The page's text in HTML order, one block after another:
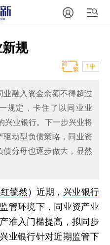
规
T中
业融入资金余额不得超过
规定，卡住了以同业业
业银行。下一步兴业将
动型负债策略，同业资
分母也逐步做大，显然
毓然）近期， 兴业银行
管环境下，同业资产业
准入门槛提高，拟同步
业银行针对近期监管下